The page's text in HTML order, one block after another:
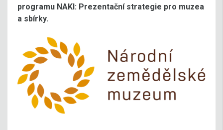
programu NAKI: Prezentační strategie pro muzea
a sbírky.